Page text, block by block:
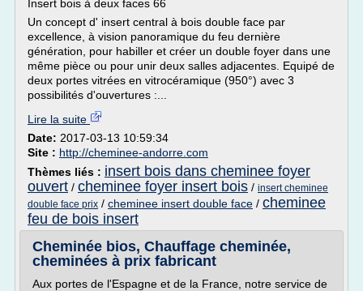
Insert bois à deux faces 66
Un concept d' insert central à bois double face par
excellence, à vision panoramique du feu dernière
génération, pour habiller et créer un double foyer dans une
même pièce ou pour unir deux salles adjacentes. Equipé de
deux portes vitrées en vitrocéramique (950°) avec 3
possibilités d'ouvertures :...
Lire la suite
Date: 2017-03-13 10:59:34
Site : http://cheminee-andorre.com
Thèmes liés : insert bois dans cheminee foyer
ouvert / cheminee foyer insert bois / insert cheminee
double face prix / cheminee insert double face / cheminee
feu de bois insert
Cheminée bios, Chauffage cheminée,
cheminées à prix fabricant
Aux portes de l'Espagne et de la France, notre service de